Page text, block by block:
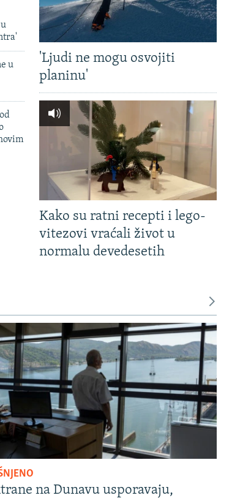
u
'Ljudi ne mogu osvojiti
planinu'
Kako su ratni recepti i lego-
vitezovi vraćali život u
normalu devedesetih
na Dunavu usporavaju,